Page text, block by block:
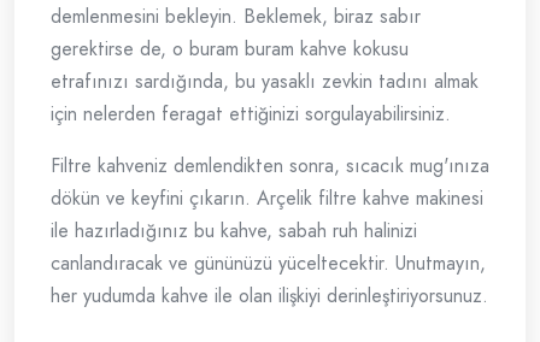
demlenmesini bekleyin. Beklemek, biraz sabır
gerektirse de, o buram buram kahve kokusu
etrafınızı sardığında, bu yasaklı zevkin tadını almak
için nelerden feragat ettiğinizi sorgulayabilirsiniz.
Filtre kahveniz demlendikten sonra, sıcacık mug'ınıza
dökün ve keyfini çıkarın. Arçelik filtre kahve makinesi
ile hazırladığınız bu kahve, sabah ruh halinizi
canlandıracak ve gününüzü yüceltecektir. Unutmayın,
her yudumda kahve ile olan ilişkiyi derinleştiriyorsunuz.